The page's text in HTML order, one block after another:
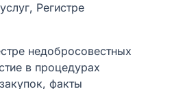
Регистре
недобросовестных
в процедурах
факты